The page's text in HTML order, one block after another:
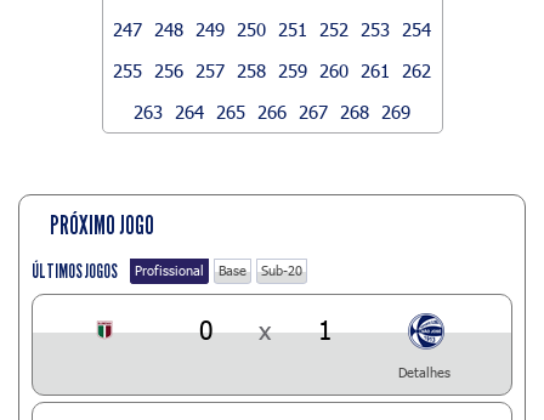
247
248 249 250 251 252 253
254
255
256 257 258 259 260 261
262
263
264 265 266 267 268 269
PRÓXIMO JOGO
ÚLTIMOS JOGOS Profissional Base Sub-20
0 x 1
Detalhes